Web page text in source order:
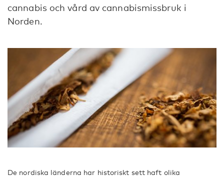
cannabis och vård av cannabismissbruk i
Norden.
De nordiska länderna har historiskt sett haft olika